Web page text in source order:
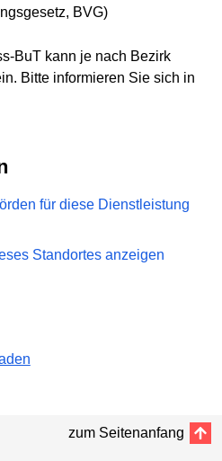
BVG)
BuT kann je nach Bezirk
Bitte informieren Sie sich in
für diese Dienstleistung
Standortes anzeigen
zum Seitenanfang